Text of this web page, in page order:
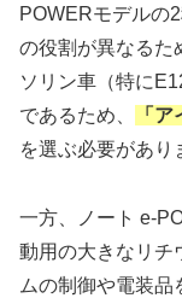
POWERモデルの
の役割が異なるた
ソリン車（特に
であるため、
「
を選ぶ必要があり
一方、ノート e-
動用の大きなリチ
ムの制御や電装